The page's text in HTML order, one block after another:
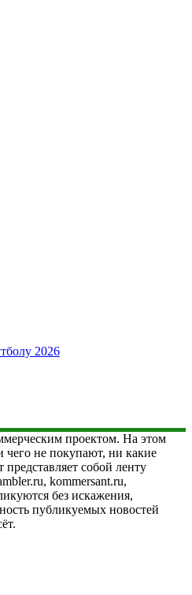
2026
проектом. На этом
чего не покупают, ни какие
собой ленту
kommersant.ru,
без искажения,
публикуемых новостей